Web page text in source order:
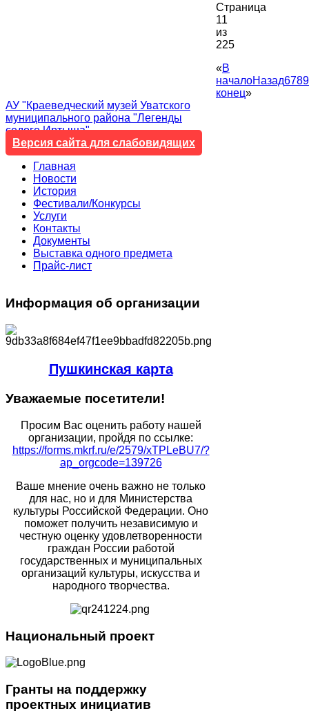
Страница
11
из
225
«В
началоНазад6789
конец»
АУ "Краеведческий музей Уватского
муниципального района "Легенды
седого Иртыша"
Версия сайта для слабовидящих
Главная
Новости
История
Фестивали/Конкурсы
Услуги
Контакты
Документы
Выставка одного предмета
Прайс-лист
Информация об организации
Пушкинская карта
Уважаемые посетители!
Просим Вас оценить работу нашей
организации, пройдя по ссылке:
https://forms.mkrf.ru/e/2579/xTPLeBU7/?
ap_orgcode=139726
Ваше мнение очень важно не только
для нас, но и для Министерства
культуры Российской Федерации. Оно
поможет получить независимую и
честную оценку удовлетворенности
граждан России работой
государственных и муниципальных
организаций культуры, искусства и
народного творчества.
Национальный проект
Гранты на поддержку
проектных инициатив